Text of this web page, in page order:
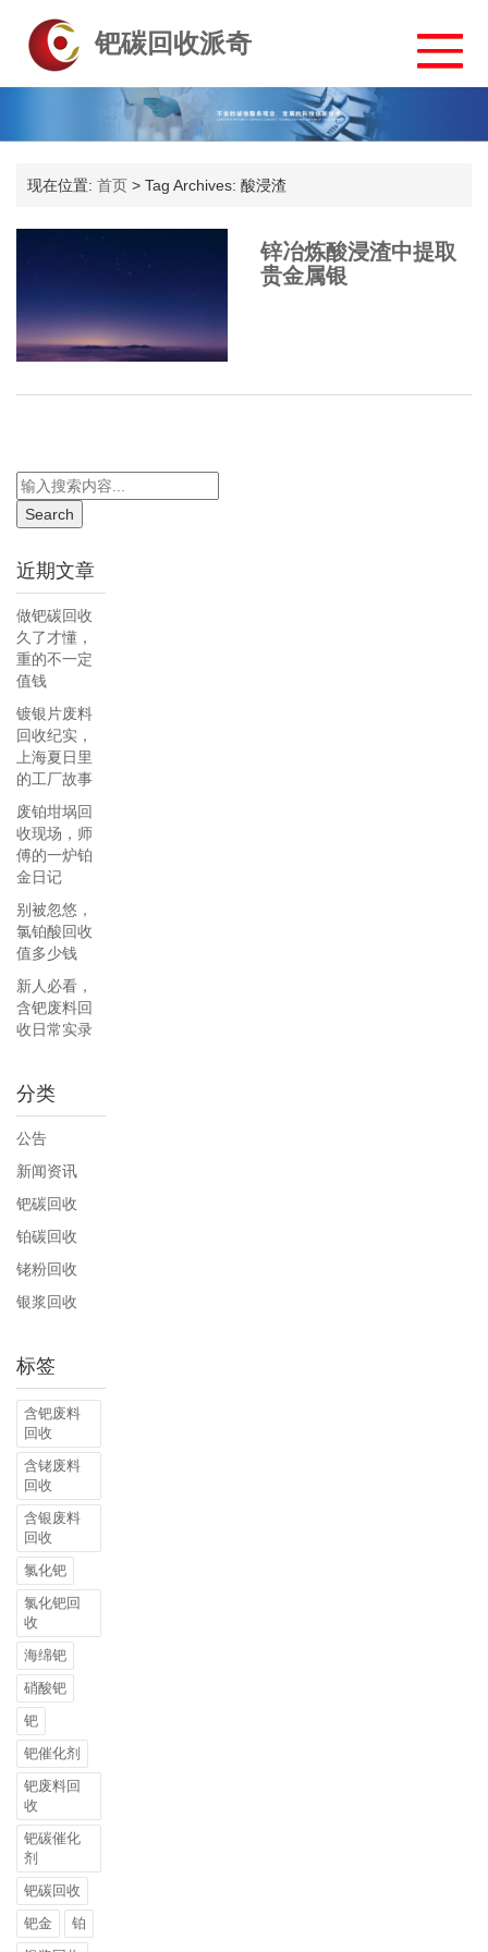
钯碳回收派奇
现在位置: 首页 > Tag Archives: 酸浸渣
锌冶炼酸浸渣中提取
贵金属银
近期文章
做钯碳回收
久了才懂，
重的不一定
值钱
镀银片废料
回收纪实，
上海夏日里
的工厂故事
废铂坩埚回
收现场，师
傅的一炉铂
金日记
别被忽悠，
氯铂酸回收
值多少钱
新人必看，
含钯废料回
收日常实录
分类
公告
新闻资讯
钯碳回收
铂碳回收
铑粉回收
银浆回收
标签
含钯废料
回收
含铑废料
回收
含银废料
回收
氯化钯
氯化钯回
收
海绵钯
硝酸钯
钯
钯催化剂
钯废料回
收
钯碳催化
剂
钯碳回收
钯金
铂